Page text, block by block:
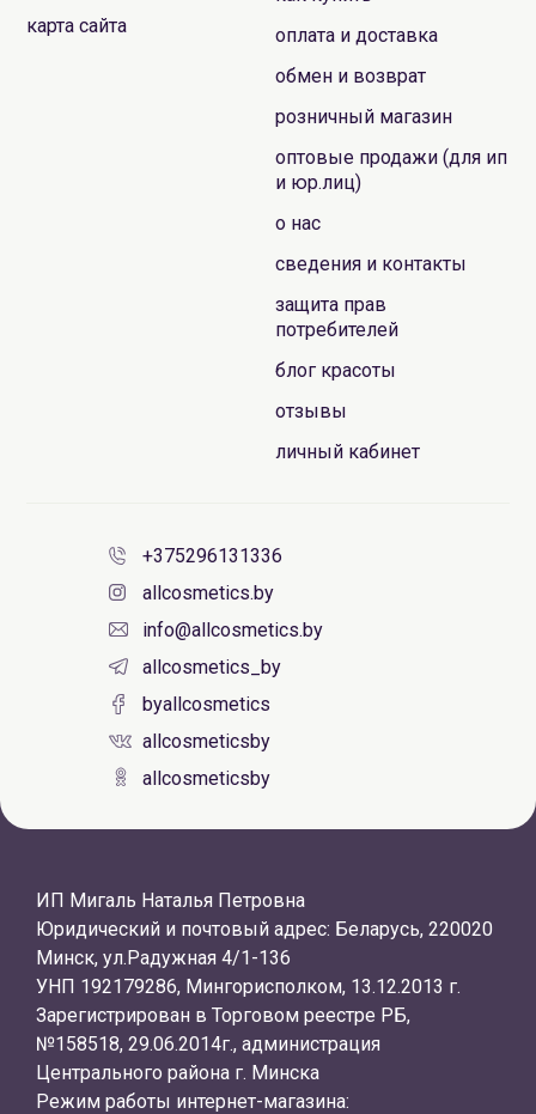
карта сайта
оплата и доставка
обмен и возврат
розничный магазин
оптовые продажи (для ип
и юр.лиц)
о нас
сведения и контакты
защита прав
потребителей
блог красоты
отзывы
личный кабинет
+375296131336
allcosmetics.by
info@allcosmetics.by
allcosmetics_by
byallcosmetics
allcosmeticsby
allcosmeticsby
ИП Мигаль Наталья Петровна
Юридический и почтовый адрес: Беларусь, 220020
Минск, ул.Радужная 4/1-136
УНП 192179286, Мингорисполком, 13.12.2013 г.
Зарегистрирован в Торговом реестре РБ,
№158518, 29.06.2014г., администрация
Центрального района г. Минска
Режим работы интернет-магазина: